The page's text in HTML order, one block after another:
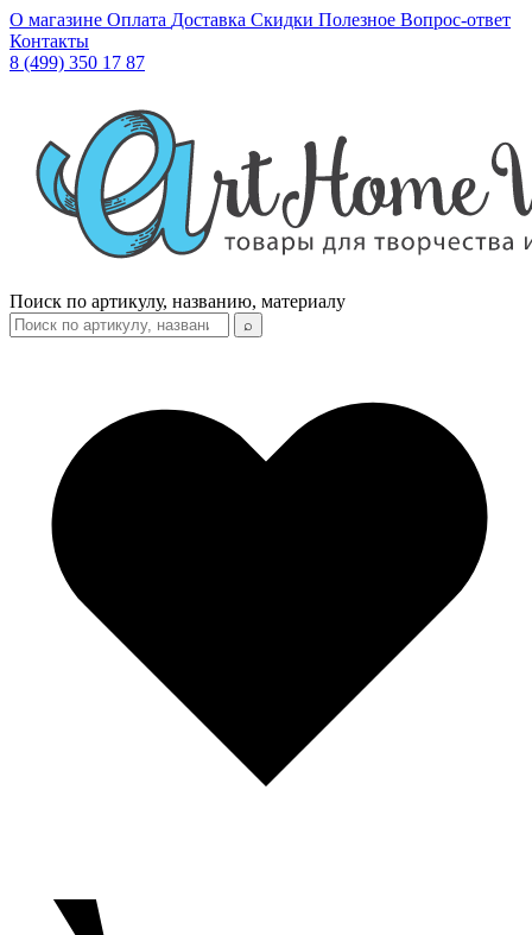
О магазине Оплата Доставка Скидки Полезное Вопрос-ответ
Контакты
8 (499) 350 17 87
Поиск по артикулу, названию, материалу
⌕